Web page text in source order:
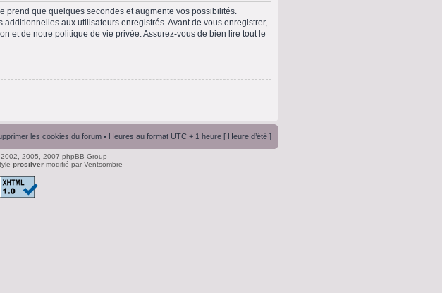
prend que quelques secondes et augmente vos possibilités.
aux utilisateurs enregistrés. Avant de vous enregistrer,
et de notre politique de vie privée. Assurez-vous de bien lire tout le
les cookies du forum • Heures au format UTC + 1 heure [ Heure d’été ]
2005, 2007 phpBB Group
prosilvermodifié par Ventsombre